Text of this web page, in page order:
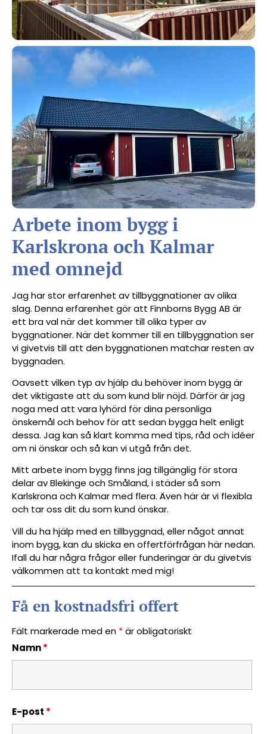
Arbete inom bygg i
Karlskrona och Kalmar
med omnejd
Jag har stor erfarenhet av tillbyggnationer av olika
slag. Denna erfarenhet gör att Finnborns Bygg AB är
ett bra val när det kommer till olika typer av
byggnationer. När det kommer till en tillbyggnation ser
vi givetvis till att den byggnationen matchar resten av
byggnaden.
Oavsett vilken typ av hjälp du behöver inom bygg är
det viktigaste att du som kund blir nöjd. Därför är jag
noga med att vara lyhörd för dina personliga
önskemål och behov för att sedan bygga helt enligt
dessa. Jag kan så klart komma med tips, råd och idéer
om ni önskar och så kan vi utgå från det.
Mitt arbete inom bygg finns jag tillgänglig för stora
delar av Blekinge och Småland, i städer så som
Karlskrona och Kalmar med flera. Även här är vi flexibla
och tar oss dit du som kund önskar.
Vill du ha hjälp med en tillbyggnad, eller något annat
inom bygg, kan du skicka en offertförfrågan här nedan.
Ifall du har några frågor eller funderingar är du givetvis
välkommen att ta kontakt med mig!
Få en kostnadsfri offert
Fält markerade med en *är obligatoriskt
Namn*
E-post *